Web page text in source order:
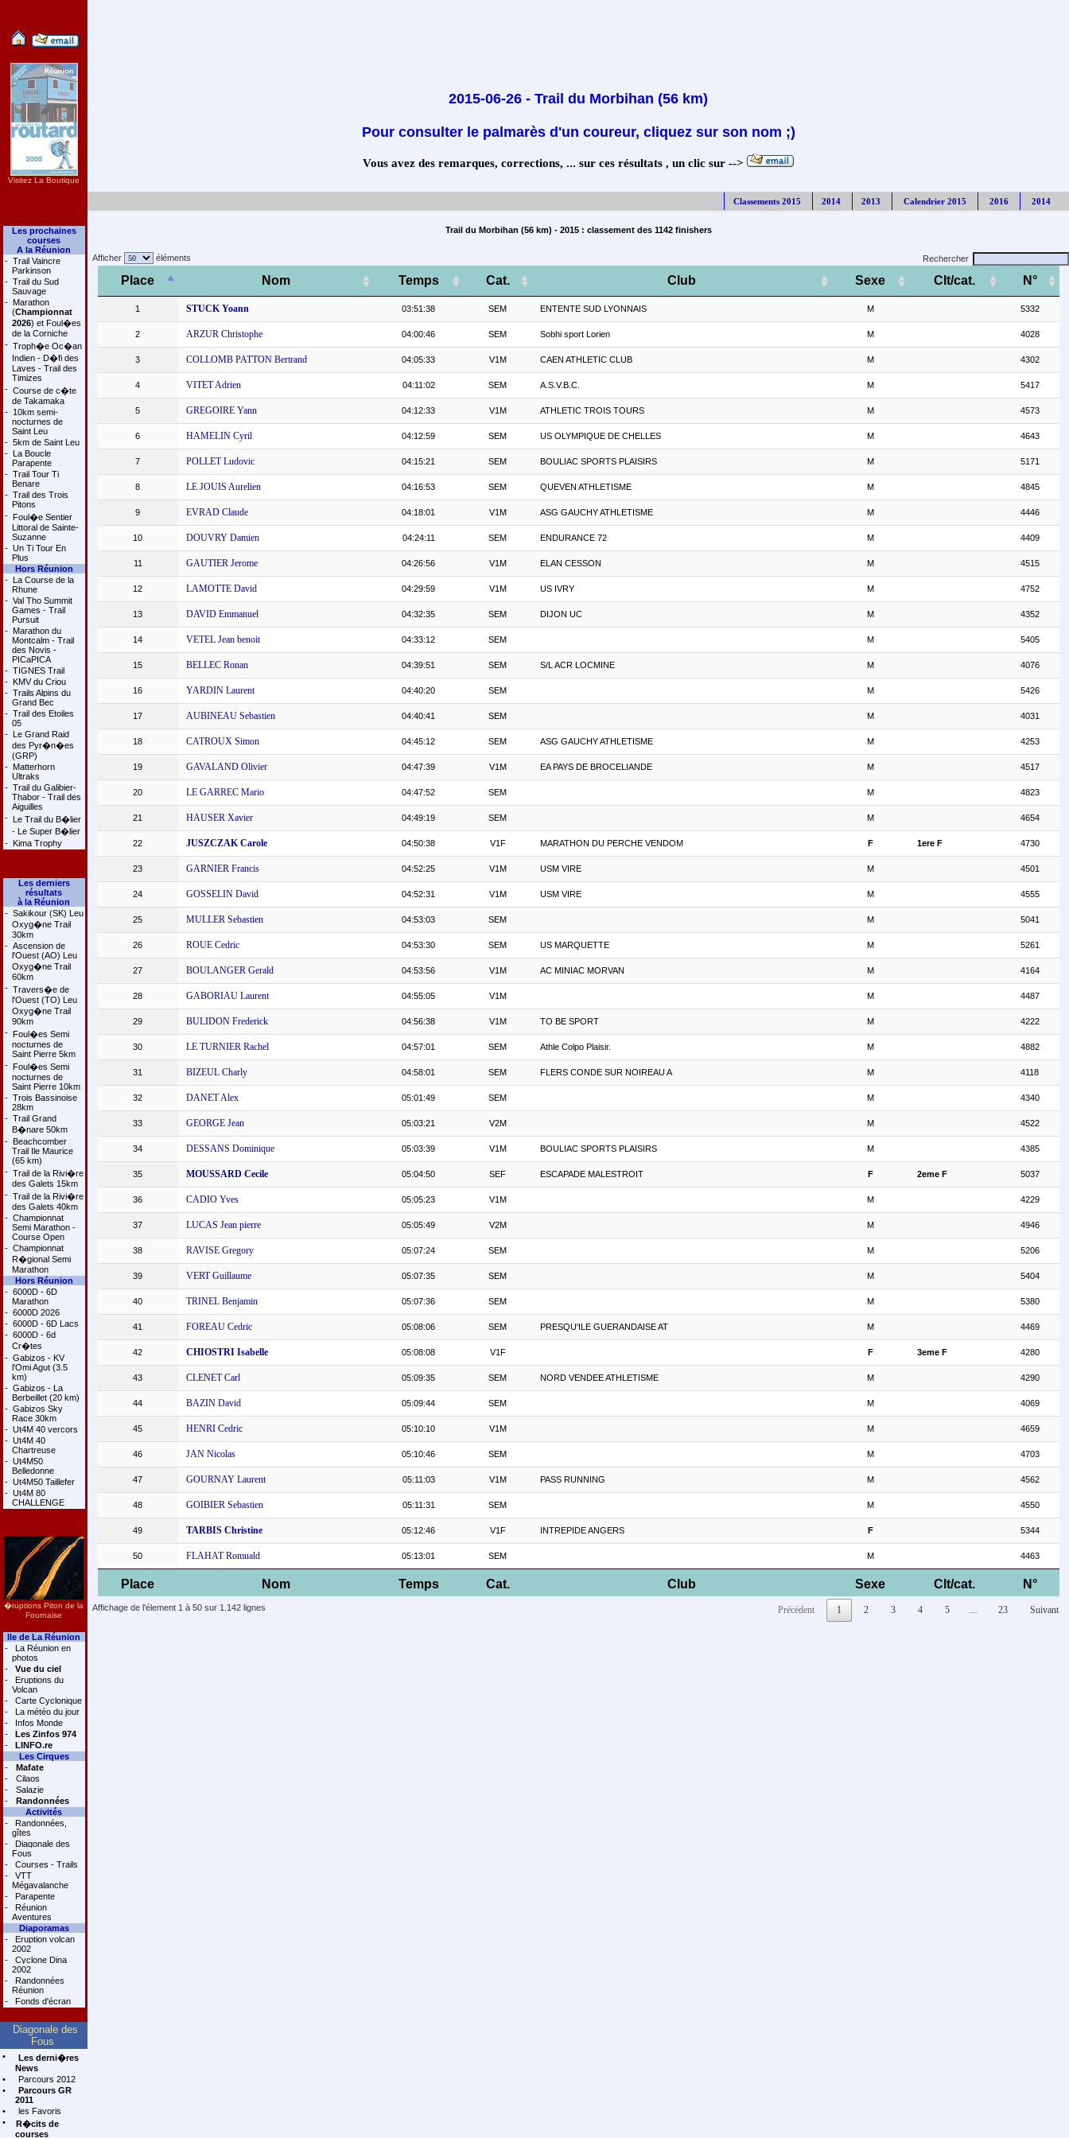
Visitez La Boutique
Les prochaines
courses
A la Réunion
- Trail Vaincre
Parkinson
- Trail du Sud
Sauvage
- Marathon
(Championnat
2026) et Foul�es
de la Corniche
- Troph�e Oc�an
Indien - D�fi des
Laves - Trail des
Timizes
- Course de c�te
de Takamaka
- 10km semi-
nocturnes de
Saint Leu
- 5km de Saint Leu
- La Boucle
Parapente
- Trail Tour Ti
Benare
- Trail des Trois
Pitons
- Foul�e Sentier
Littoral de Sainte-
Suzanne
- Un Ti Tour En
Plus
Hors Réunion
- La Course de la
Rhune
- Val Tho Summit
Games - Trail
Pursuit
- Marathon du
Montcalm - Trail
des Novis -
PICaPICA
- TIGNES Trail
- KMV du Criou
- Trails Alpins du
Grand Bec
- Trail des Etoiles
05
- Le Grand Raid
des Pyr�n�es
(GRP)
- Matterhorn
Ultraks
- Trail du Galibier-
Thabor - Trail des
Aiguilles
- Le Trail du B�lier
- Le Super B�lier
- Kima Trophy
Les derniers
résultats
à la Réunion
- Sakikour (SK) Leu
Oxyg�ne Trail
30km
- Ascension de
l'Ouest (AO) Leu
Oxyg�ne Trail
60km
- Travers�e de
l'Ouest (TO) Leu
Oxyg�ne Trail
90km
- Foul�es Semi
nocturnes de
Saint Pierre 5km
- Foul�es Semi
nocturnes de
Saint Pierre 10km
- Trois Bassinoise
28km
- Trail Grand
B�nare 50km
- Beachcomber
Trail Ile Maurice
(65 km)
- Trail de la Rivi�re
des Galets 15km
- Trail de la Rivi�re
des Galets 40km
- Championnat
Semi Marathon -
Course Open
- Championnat
R�gional Semi
Marathon
Hors Réunion
- 6000D - 6D
Marathon
- 6000D 2026
- 6000D - 6D Lacs
- 6000D - 6d
Cr�tes
- Gabizos - KV
l'Omi Agut (3.5
km)
- Gabizos - La
Berbeillet (20 km)
- Gabizos Sky
Race 30km
- Ut4M 40 vercors
- Ut4M 40
Chartreuse
- Ut4M50
Belledonne
- Ut4M50 Taillefer
- Ut4M 80
CHALLENGE
�ruptions Piton de la
Fournaise
Ile de La Réunion
-
La Réunion en
photos
-
Vue du ciel
-
Eruptions du
Volcan
-
Carte Cyclonique
-
La météo du jour
-
Infos Monde
-
Les Zinfos 974
-
LINFO.re
Les Cirques
-
Mafate
-
Cilaos
-
Salazie
-
Randonnées
Activités
-
Randonnées,
gîtes
-
Diagonale des
Fous
-
Courses - Trails
-
VTT
Mégavalanche
-
Parapente
-
Réunion
Aventures
Diaporamas
-
Eruption volcan
2002
-
Cyclone Dina
2002
-
Randonnées
Réunion
-
Fonds d'écran
Diagonale des
Fous
•
Les derni�res
News
•
Parcours 2012
•
Parcours GR
2011
•
les Favoris
•
R�cits de
courses
2015-06-26 - Trail du Morbihan (56 km)
Pour consulter le palmarès d'un coureur, cliquez sur son nom ;)
Vous avez des remarques, corrections, ... sur ces résultats , un clic sur -->
Classements 2015 2014 2013 Calendrier 2015 2016 2014
Trail du Morbihan (56 km) - 2015 : classement des 1142 finishers
Afficher éléments Rechercher
Place Nom Temps Cat. Club Sexe Clt/cat. N°
Place Nom Temps Cat. Club Sexe Clt/cat. N°
1 STUCK Yoann 03:51:38 SEM ENTENTE SUD LYONNAIS M 5332
2 ARZUR Christophe 04:00:46 SEM Sobhi sport Lorien M 4028
3 COLLOMB PATTON Bertrand 04:05:33 V1M CAEN ATHLETIC CLUB M 4302
4 VITET Adrien 04:11:02 SEM A.S.V.B.C. M 5417
5 GREGOIRE Yann 04:12:33 V1M ATHLETIC TROIS TOURS M 4573
6 HAMELIN Cyril 04:12:59 SEM US OLYMPIQUE DE CHELLES M 4643
7 POLLET Ludovic 04:15:21 SEM BOULIAC SPORTS PLAISIRS M 5171
8 LE JOUIS Aurelien 04:16:53 SEM QUEVEN ATHLETISME M 4845
9 EVRAD Claude 04:18:01 V1M ASG GAUCHY ATHLETISME M 4446
10 DOUVRY Damien 04:24:11 SEM ENDURANCE 72 M 4409
11 GAUTIER Jerome 04:26:56 V1M ELAN CESSON M 4515
12 LAMOTTE David 04:29:59 V1M US IVRY M 4752
13 DAVID Emmanuel 04:32:35 SEM DIJON UC M 4352
14 VETEL Jean benoit 04:33:12 SEM M 5405
15 BELLEC Ronan 04:39:51 SEM S/L ACR LOCMINE M 4076
16 YARDIN Laurent 04:40:20 SEM M 5426
17 AUBINEAU Sebastien 04:40:41 SEM M 4031
18 CATROUX Simon 04:45:12 SEM ASG GAUCHY ATHLETISME M 4253
19 GAVALAND Olivier 04:47:39 V1M EA PAYS DE BROCELIANDE M 4517
20 LE GARREC Mario 04:47:52 SEM M 4823
21 HAUSER Xavier 04:49:19 SEM M 4654
22 JUSZCZAK Carole 04:50:38 V1F MARATHON DU PERCHE VENDOM F 1ere F 4730
23 GARNIER Francis 04:52:25 V1M USM VIRE M 4501
24 GOSSELIN David 04:52:31 V1M USM VIRE M 4555
25 MULLER Sebastien 04:53:03 SEM M 5041
26 ROUE Cedric 04:53:30 SEM US MARQUETTE M 5261
27 BOULANGER Gerald 04:53:56 V1M AC MINIAC MORVAN M 4164
28 GABORIAU Laurent 04:55:05 V1M M 4487
29 BULIDON Frederick 04:56:38 V1M TO BE SPORT M 4222
30 LE TURNIER Rachel 04:57:01 SEM Athle Colpo Plaisir. M 4882
31 BIZEUL Charly 04:58:01 SEM FLERS CONDE SUR NOIREAU A M 4118
32 DANET Alex 05:01:49 SEM M 4340
33 GEORGE Jean 05:03:21 V2M M 4522
34 DESSANS Dominique 05:03:39 V1M BOULIAC SPORTS PLAISIRS M 4385
35 MOUSSARD Cecile 05:04:50 SEF ESCAPADE MALESTROIT F 2eme F 5037
36 CADIO Yves 05:05:23 V1M M 4229
37 LUCAS Jean pierre 05:05:49 V2M M 4946
38 RAVISE Gregory 05:07:24 SEM M 5206
39 VERT Guillaume 05:07:35 SEM M 5404
40 TRINEL Benjamin 05:07:36 SEM M 5380
41 FOREAU Cedric 05:08:06 SEM PRESQU'ILE GUERANDAISE AT M 4469
42 CHIOSTRI Isabelle 05:08:08 V1F F 3eme F 4280
43 CLENET Carl 05:09:35 SEM NORD VENDEE ATHLETISME M 4290
44 BAZIN David 05:09:44 SEM M 4069
45 HENRI Cedric 05:10:10 V1M M 4659
46 JAN Nicolas 05:10:46 SEM M 4703
47 GOURNAY Laurent 05:11:03 V1M PASS RUNNING M 4562
48 GOIBIER Sebastien 05:11:31 SEM M 4550
49 TARBIS Christine 05:12:46 V1F INTREPIDE ANGERS F 5344
50 FLAHAT Romuald 05:13:01 SEM M 4463
Affichage de l'élement 1 à 50 sur 1.142 lignes Précédent 1 2 3 4 5 23 Suivant